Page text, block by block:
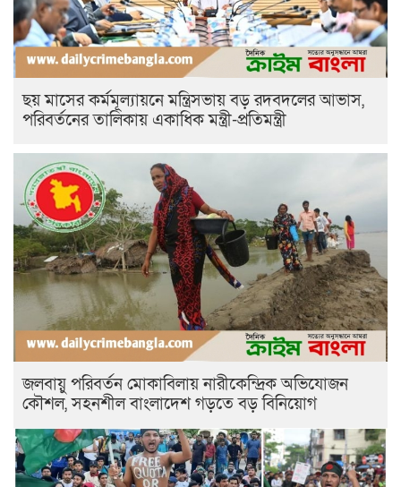
ছয় মাসের কর্মমূল্যায়নে মন্ত্রিসভায় বড় রদবদলের আভাস,
পরিবর্তনের তালিকায় একাধিক মন্ত্রী-প্রতিমন্ত্রী
জলবায়ু পরিবর্তন মোকাবিলায় নারীকেন্দ্রিক অভিযোজন
কৌশল, সহনশীল বাংলাদেশ গড়তে বড় বিনিয়োগ